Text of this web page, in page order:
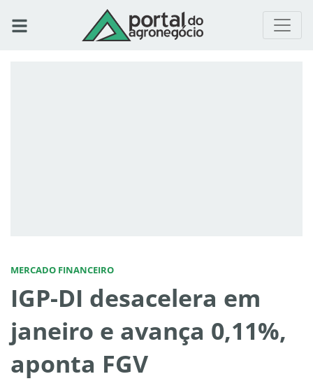
MERCADO FINANCEIRO
IGP-DI desacelera em
janeiro e avança 0,11%,
aponta FGV